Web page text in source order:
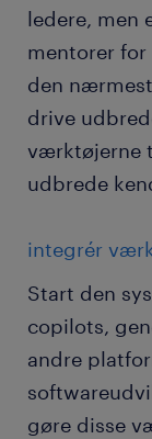
ledere, men
mentorer for
den
drive
værktøjerne
udbrede
integrér
Start den
copilots,
andre
gøre disse